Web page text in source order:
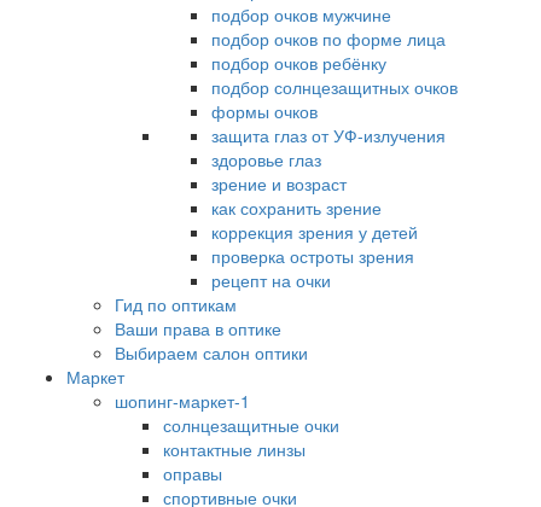
подбор очков мужчине
подбор очков по форме лица
подбор очков ребёнку
подбор солнцезащитных очков
формы очков
защита глаз от УФ-излучения
здоровье глаз
зрение и возраст
как сохранить зрение
коррекция зрения у детей
проверка остроты зрения
рецепт на очки
Гид по оптикам
Ваши права в оптике
Выбираем салон оптики
Маркет
шопинг-маркет-1
солнцезащитные очки
контактные линзы
оправы
спортивные очки